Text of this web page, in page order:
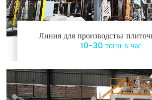
Линия для производства
10-30 тонн в час